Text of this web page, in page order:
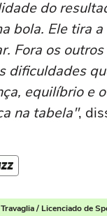
do
bola. Ele tira
Fora os
dificuldades
equilíbrio e
na tabela",
/ Licenciado de